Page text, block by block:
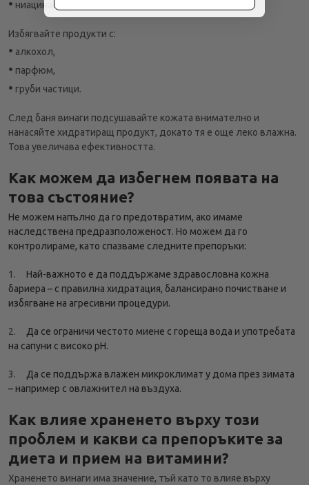
• ниацинамид.
Избягвайте продукти с:
• алкохол,
• парфюм,
• груби частици.
След баня винаги подсушавайте кожата внимателно и
нанасяйте хидратиращ продукт, докато тя е още леко влажна.
Това увеличава ефективността.
Как можем да избегнем появата на
това състояние?
Не можем напълно да го предотвратим, ако имаме
наследствена предразположеност. Но можем да го
контролираме, като спазваме следните препоръки:
1. Най-важното е да поддържаме здравословна кожна
бариера – с правилна хидратация, балансирано почистване и
избягване на агресивни процедури.
2. Да се ограничи честото миене с гореща вода и употребата
на сапуни с високо pH.
3. Да се поддържа влажен микроклимат у дома през зимата
– например с овлажнител на въздуха.
Как влияе храненето върху този
проблем и какви са препоръките за
диета и прием на витамини?
Храненето винаги има значение, тъй като то влияе върху